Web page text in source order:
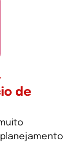
de